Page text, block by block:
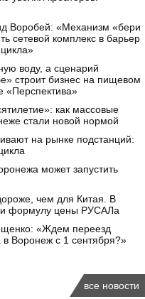
Воробей: «Механизм «бери
сетевой комплекс в барьер
воду, а сценарий
строит бизнес на пищевом
«Перспектива»
как массовые
стали новой нормой
на рынке подстанций:
может запустить
чем для Китая. В
формулу цены РУСАЛа
«Ждем переезд
в Воронеж с 1 сентября?»
все новости